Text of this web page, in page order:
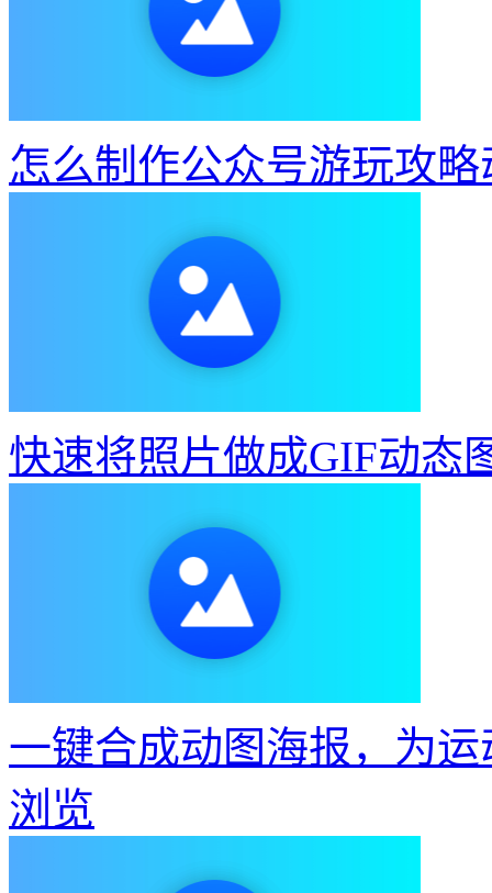
怎么制作公众号游玩攻
快速将照片做成GIF动态
一键合成动图海报，为
浏览